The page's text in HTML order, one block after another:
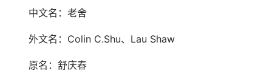
中文名：老舍
外文名：Colin C.Shu、Lau Shaw
原名：舒庆春